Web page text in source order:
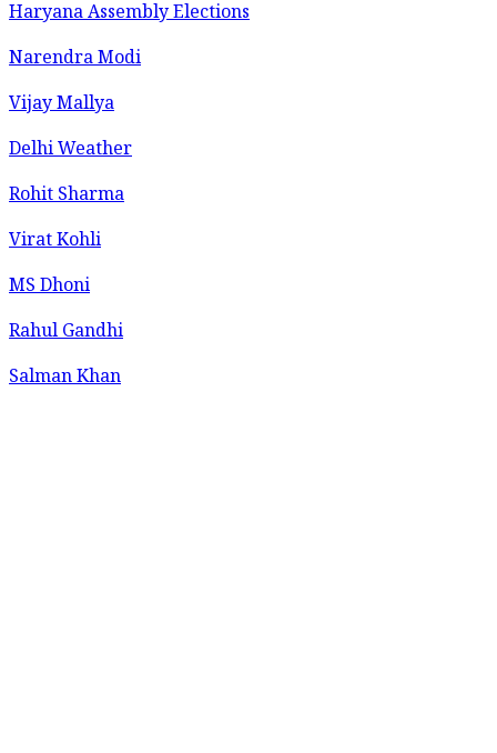
Haryana Assembly Elections
Narendra Modi
Vijay Mallya
Delhi Weather
Rohit Sharma
Virat Kohli
MS Dhoni
Rahul Gandhi
Salman Khan